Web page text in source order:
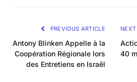
PREVIOUS ARTICLE
Antony Blinken Appelle à la
Coopération Régionale lors
des Entretiens en Israël
40